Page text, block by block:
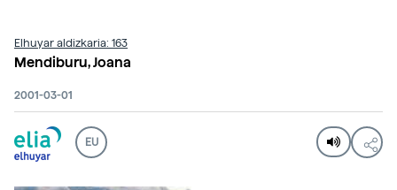
Elhuyar aldizkaria: 163
Mendiburu, Joana
2001-03-01
EU